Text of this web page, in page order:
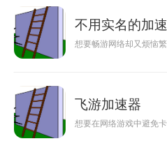
不用实名的加
想要畅游网络却又烦恼
飞游加速器
想要在网络游戏中避免